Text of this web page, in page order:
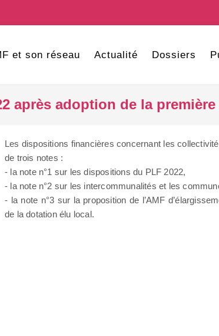
et son réseau Actualité Dossiers
après adoption de la
Les dispositions financières concernant les
de trois notes :
- la note n°1 sur les dispositions du PLF 2022,
- la note n°2 sur les intercommunalités et les
- la note n°3 sur la proposition de l’AMF
de la dotation élu local.